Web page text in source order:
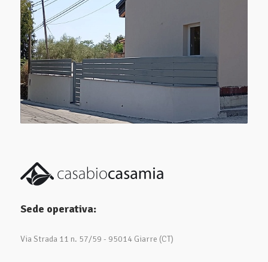
Sede operativa:
Via Strada 11 n. 57/59 - 95014 Giarre (CT)